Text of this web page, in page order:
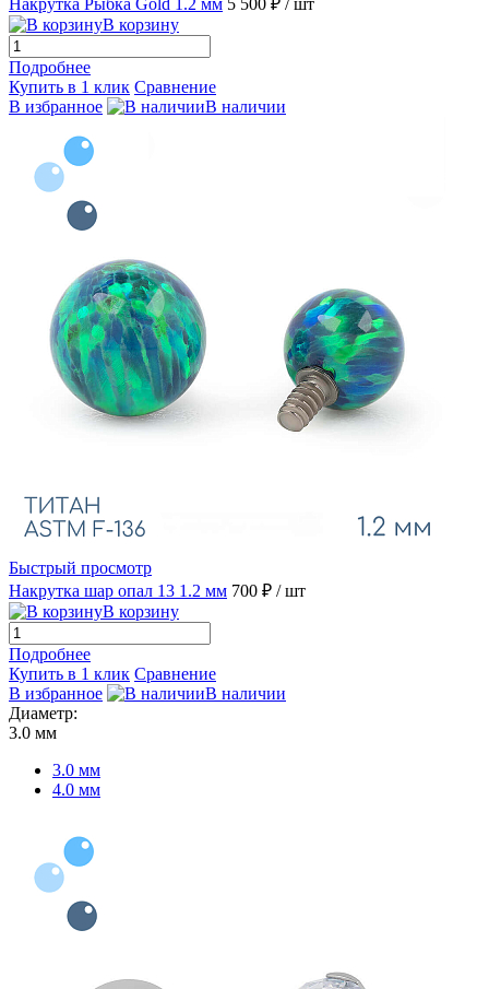
В корзину
Подробнее
Купить в 1 клик Сравнение
В избранное
В наличии
Быстрый просмотр
Накрутка шар опал 13 1.2 мм 700 ₽ / шт
В корзину
Подробнее
Купить в 1 клик Сравнение
В избранное
В наличии
Диаметр:
3.0 мм
3.0 мм
4.0 мм